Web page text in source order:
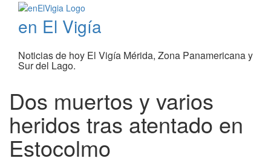
en El Vigía
Noticias de hoy El Vigía Mérida, Zona Panamericana y
Sur del Lago.
Dos muertos y varios
heridos tras atentado en
Estocolmo